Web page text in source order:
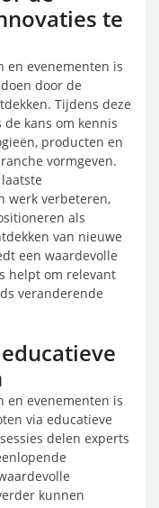
te
en evenementen is
door de
Tijdens deze
kans om kennis
producten en
vormgeven.
werk verbeteren,
als
van nieuwe
een waardevolle
helpt om relevant
veranderende
en evenementen is
via educatieve
delen experts
kunnen